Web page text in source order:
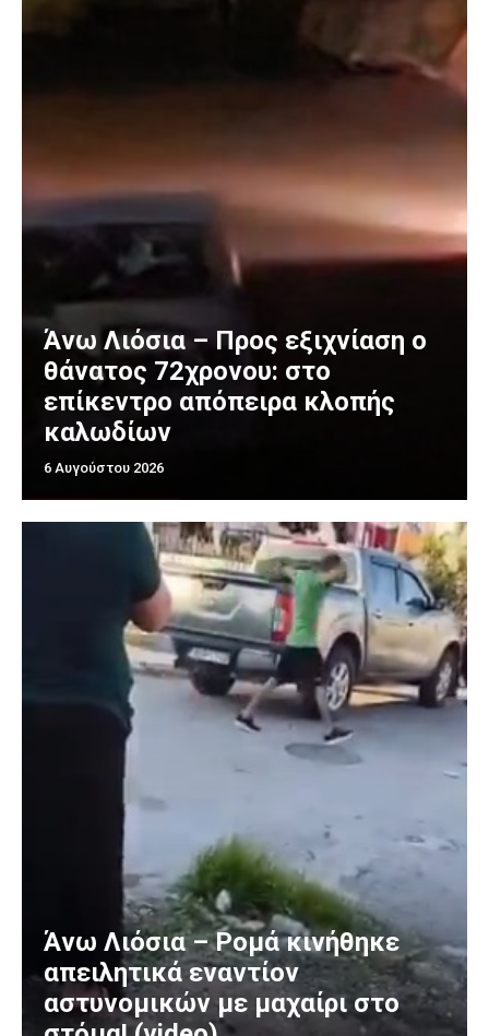
Άνω Λιόσια – Προς εξιχνίαση ο
θάνατος 72χρονου: στο
επίκεντρο απόπειρα κλοπής
καλωδίων
6 Αυγούστου 2026
Άνω Λιόσια – Ρομά κινήθηκε
απειλητικά εναντίον
αστυνομικών με μαχαίρι στο